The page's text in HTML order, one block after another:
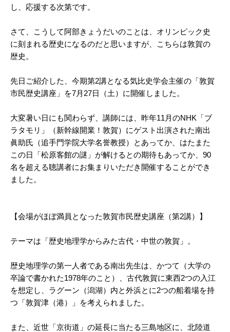
し、応援する次第です。
さて、こうして阿部きょうだいのことは、オリンピック史
に刻まれる歴史になるのだと思いますが、こちらは敦賀の
歴史。
先日ご紹介した、今期第2講となる気比史学会主催の「敦賀
市民歴史講座」を7月27日（土）に開催しました。
大変暑い日にも関わらず、講師には、昨年11月のNHK「ブ
ラタモリ」（新幹線開業！敦賀）にゲスト出演された南出
眞助氏（追手門学院大学名誉教授）とあってか、はたまた
この日「松原客館の謎」が解けるとの期待もあってか、90
名を超える聴講者にお集まりいただき開催することができ
ました。
【会場がほぼ満員となった敦賀市民歴史講座（第2講）】
テーマは「歴史地理学からみた古代・中世の敦賀」。
歴史地理学の第一人者である南出先生は、かつて（大学の
卒論で書かれた1978年のこと）、古代敦賀に東西2つの入江
を想定し、ラグーン（潟湖）内と外浜とに2つの船着場を持
つ「敦賀津（港）」を考えられました。
また、近世「京街道」の延長に当たる三島地区に、北陸道